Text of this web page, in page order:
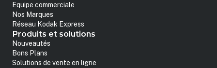
Equipe commerciale
Nos Marques
Réseau Kodak Express
Produits et solutions
Nouveautés
Bons Plans
Solutions de vente en ligne